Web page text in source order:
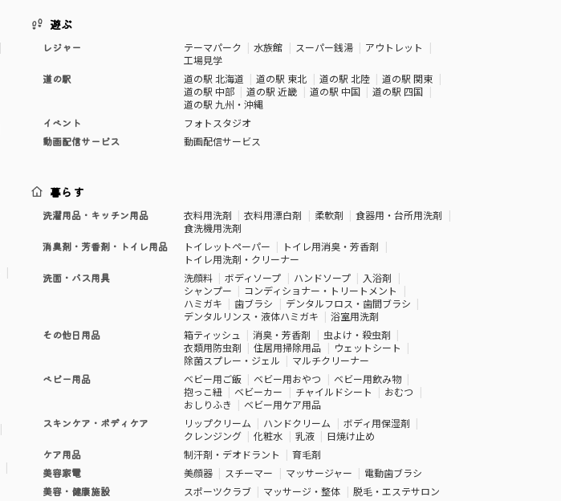
遊ぶ
レジャー テーマパーク 水族館 スーパー銭湯
アウトレット
工場見学
道の駅
道の駅 北海道 道の駅 東北 道の駅 北陸
道の駅 関東
道の駅 中部
道の駅 近畿 道の駅 中国
道の駅 四国
道の駅 九州・沖縄
イベント
フォトスタジオ
動画配信サービス
動画配信サービス
暮らす
洗濯用品・キッチン用品 衣料用洗剤 衣料用漂白剤 柔軟剤
食器用・台所用洗剤
食洗機用洗剤
消臭剤・芳香剤・トイレ用品
トイレットペーパー
トイレ用消臭・芳香剤
トイレ用洗剤・クリーナー
洗面・バス用具
洗顔料 ボディソープ ハンドソープ
入浴剤
シャンプー
コンディショナー・トリートメント
ハミガキ
歯ブラシ
デンタルフロス・歯間ブラシ
デンタルリンス・液体ハミガキ
浴室用洗剤
その他日用品
箱ティッシュ 消臭・芳香剤
虫よけ・殺虫剤
衣類用防虫剤
住居用掃除用品
ウェットシート
除菌スプレー・ジェル
マルチクリーナー
ベビー用品
ベビー用ご飯 ベビー用おやつ
ベビー用飲み物
抱っこ紐
ベビーカー チャイルドシート
おむつ
おしりふき
ベビー用ケア用品
スキンケア・ボディケア
リップクリーム ハンドクリーム
ボディ用保湿剤
クレンジング
化粧水 乳液
日焼け止め
ケア用品
制汗剤・デオドラント
育毛剤
美容家電
美顔器 スチーマー マッサージャー
電動歯ブラシ
美容・健康施設
スポーツクラブ マッサージ・整体 脱毛・エステサロン